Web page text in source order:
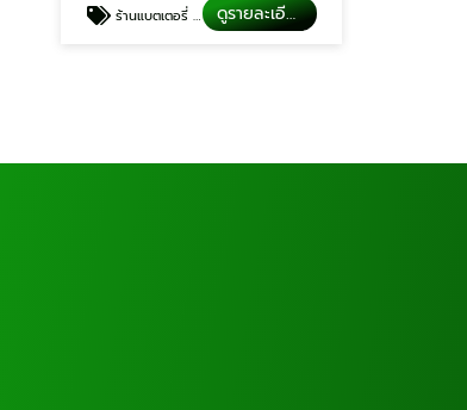
ร้านแบตเตอรี่ รามอินทรา ดูรายละเอียด